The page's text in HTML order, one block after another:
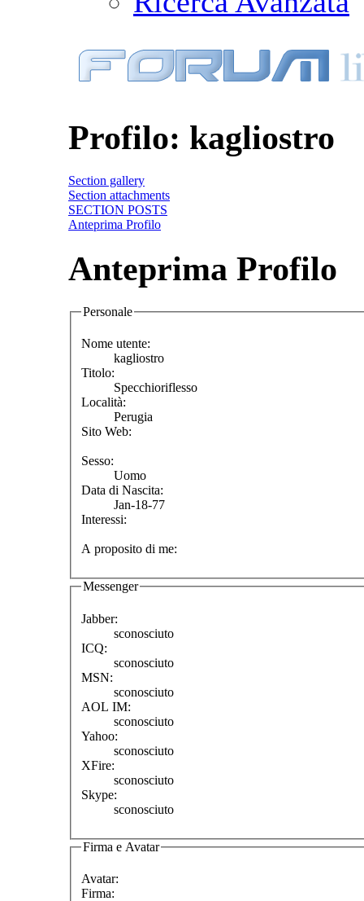
Profilo: kagliostro
Section gallery
Section attachments
SECTION POSTS
Anteprima Profilo
Anteprima Profilo
Personale
Nome utente:
kagliostro
Titolo:
Specchioriflesso
Località:
Perugia
Sito Web:
Sesso:
Uomo
Data di Nascita:
Jan-18-77
Interessi:
A proposito di me:
Messenger
Jabber:
sconosciuto
ICQ:
sconosciuto
MSN:
sconosciuto
AOL IM:
sconosciuto
Yahoo:
sconosciuto
XFire:
sconosciuto
Skype:
sconosciuto
Firma e Avatar
Avatar:
Firma: